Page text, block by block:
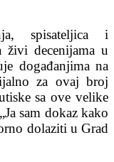
spisateljica i
živi decenijama u
događanjima na
za ovaj broj
sa ove velike
sam dokaz kako
dolaziti u Grad